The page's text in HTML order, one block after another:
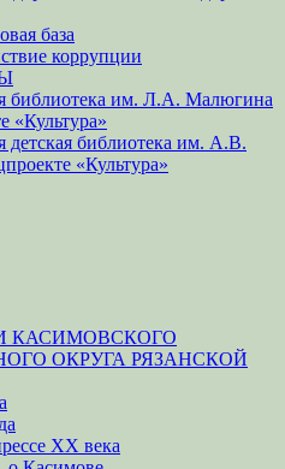
база
коррупции
библиотека им. Л.А. Малюгина
«Культура»
детская библиотека им. А.В.
«Культура»
КАСИМОВСКОГО
ОКРУГА РЯЗАНСКОЙ
XX века